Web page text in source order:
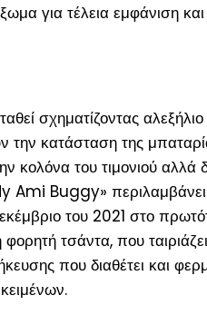
για τέλεια εμφάνιση
σχηματίζοντας αλεξήλιο
την κατάσταση της
κολόνα του τιμονιού αλλά
Ami Buggy» περιλαμβάνει
του 2021 στο
τσάντα, που
που διαθέτει και